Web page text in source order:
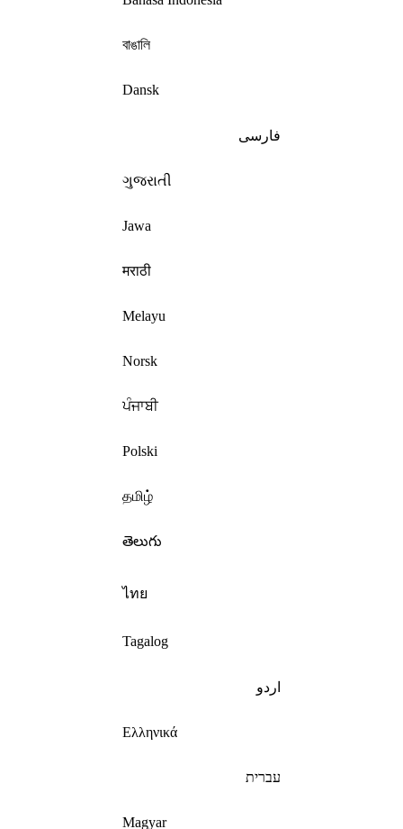
বাঙালি
Dansk
فارسی
ગુજરાતી
Jawa
मराठी
Melayu
Norsk
ਪੰਜਾਬੀ
Polski
தமிழ்
తెలుగు
ไทย
Tagalog
اردو
Ελληνικά
עברית
Magyar